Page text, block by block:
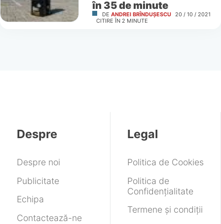
în 35 de minute
DE ANDREI BRÎNDUȘESCU 20 / 10 / 2021
CITIRE ÎN 2 MINUTE
Despre
Despre noi
Publicitate
Echipa
Contactează-ne
Legal
Politica de Cookies
Politica de
Confidențialitate
Termene și condiții